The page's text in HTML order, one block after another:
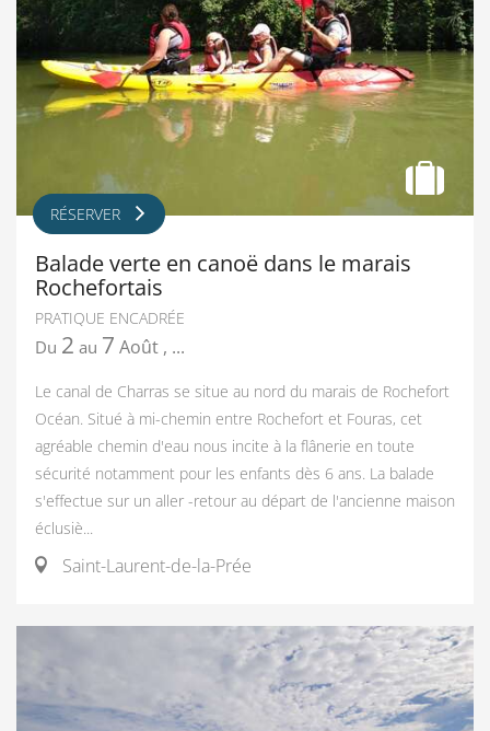
RÉSERVER
Balade verte en canoë dans le marais
Rochefortais
PRATIQUE ENCADRÉE
Du 2 au 7 Août , ...
Le canal de Charras se situe au nord du marais de Rochefort
Océan. Situé à mi-chemin entre Rochefort et Fouras, cet
agréable chemin d'eau nous incite à la flânerie en toute
sécurité notamment pour les enfants dès 6 ans. La balade
s'effectue sur un aller -retour au départ de l'ancienne maison
éclusiè...
Saint-Laurent-de-la-Prée